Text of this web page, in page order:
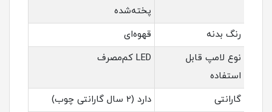
پخته‌شده
رنگ بدنه
قهوه‌ای
نوع لامپ قابل
استفاده
LED کم‌مصرف
گارانتی دارد (۲ سال گارانتی چوب)